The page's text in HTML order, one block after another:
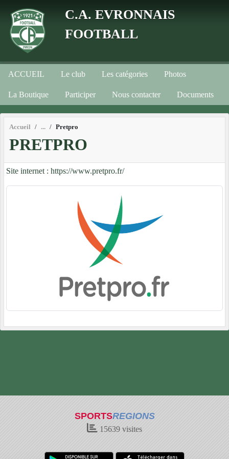
C.A. EVRONNAIS
FOOTBALL
ACCUEIL Le club Les catégories Photos
La Boutique Participer Nous contacter Documents
Accueil Pretpro
PRETPRO
Site internet : https://www.pretpro.fr/
SPORTSREGIONS
15639 visites